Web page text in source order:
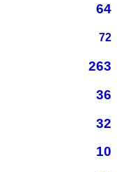
64
72
263
36
32
10